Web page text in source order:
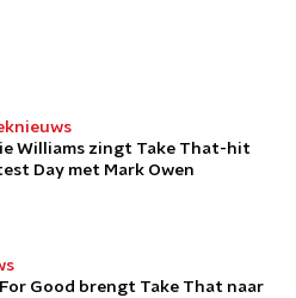
Williams zingt Take That-hit
Day met Mark Owen
For Good brengt Take That naar